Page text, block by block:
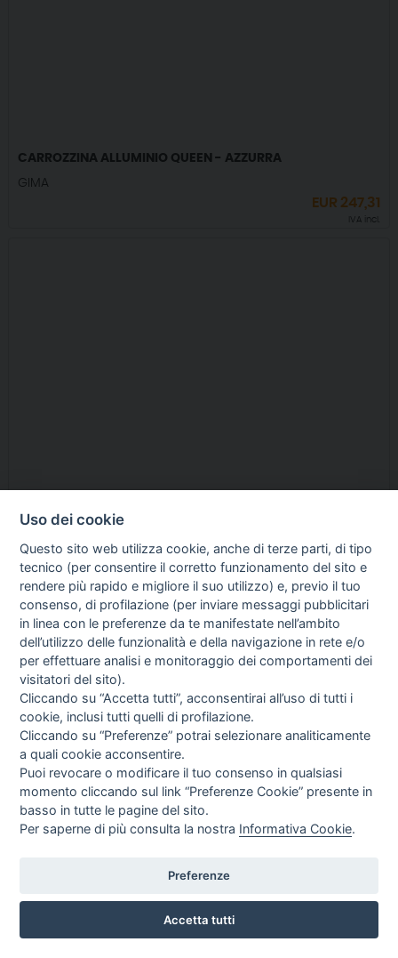
CARROZZINA ALLUMINIO QUEEN - AZZURRA
GIMA
EUR 247,31
IVA incl.
CARROZZINA IN ALLUMINIO CLASSICA - 46 CM
GIMA
EUR 373,84
IVA incl.
CARROZZINA NARROW - 41 CM
Uso dei cookie
Questo sito web utilizza cookie, anche di terze parti, di tipo
tecnico (per consentire il corretto funzionamento del sito e
rendere più rapido e migliore il suo utilizzo) e, previo il tuo
consenso, di profilazione (per inviare messaggi pubblicitari
in linea con le preferenze da te manifestate nell’ambito
dell’utilizzo delle funzionalità e della navigazione in rete e/o
per effettuare analisi e monitoraggio dei comportamenti dei
visitatori del sito).
Cliccando su “Accetta tutti”, acconsentirai all’uso di tutti i
cookie, inclusi tutti quelli di profilazione.
Cliccando su “Preferenze” potrai selezionare analiticamente
a quali cookie acconsentire.
Puoi revocare o modificare il tuo consenso in qualsiasi
momento cliccando sul link “Preferenze Cookie” presente in
basso in tutte le pagine del sito.
Per saperne di più consulta la nostra Informativa Cookie.
Preferenze
Accetta tutti